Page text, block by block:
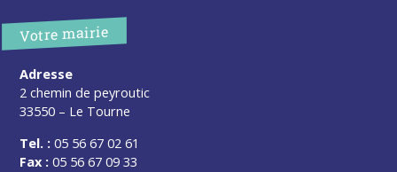
Votre mairie
Adresse
2 chemin de peyroutic
33550 – Le Tourne
Tel. : 05 56 67 02 61
Fax : 05 56 67 09 33